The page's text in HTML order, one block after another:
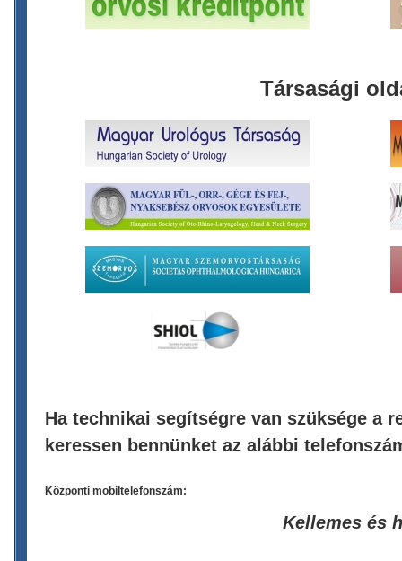
Társasági
Ha technikai segítségre van szüksége a
keressen bennünket az alábbi
Központi mobiltelefonszám:
Kellemes és